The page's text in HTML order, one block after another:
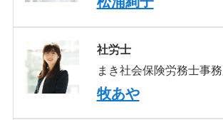
社労士
まき社会保険労務士事
牧あや